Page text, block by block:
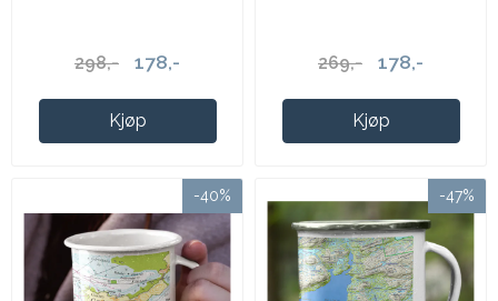
298,- 178,-
Kjøp
269,- 178,-
Kjøp
-40% -47%